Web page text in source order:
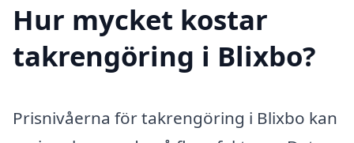
Hur mycket kostar
takrengöring i Blixbo?
Prisnivåerna för takrengöring i Blixbo kan